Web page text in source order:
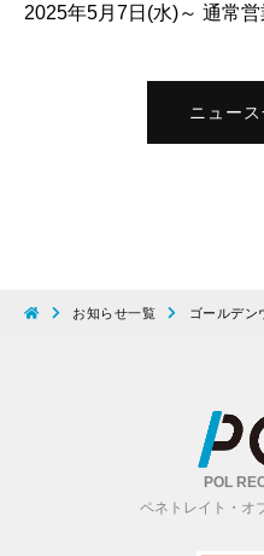
2025年5月7日(水)～ 通常営
ニュー
お知らせ一覧 ゴールデン
POL
ペネトレイト・オ